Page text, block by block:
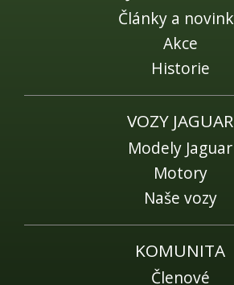
Články a
Akce
Historie
VOZY JAGUAR
Modely Jaguar
Motory
Naše vozy
KOMUNITA
Členové